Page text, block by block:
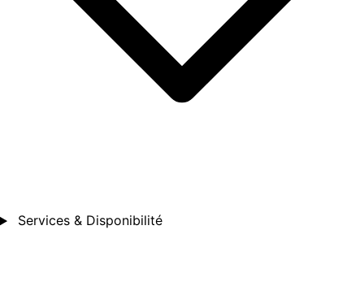
Services & Disponibilité